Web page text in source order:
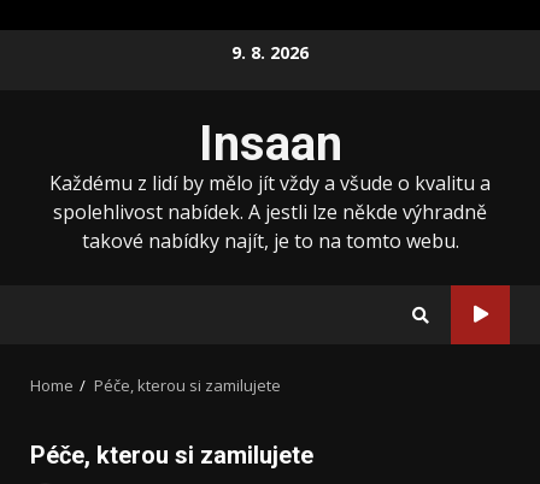
9. 8. 2026
Insaan
Každému z lidí by mělo jít vždy a všude o kvalitu a
spolehlivost nabídek. A jestli lze někde výhradně
takové nabídky najít, je to na tomto webu.
Home Péče, kterou si zamilujete
Péče, kterou si zamilujete